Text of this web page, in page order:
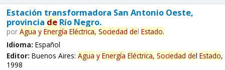
Estación transformadora San Antonio Oeste,
provincia deRío Negro.
por Agua y Energía Eléctrica, Sociedad del Estado.
Idioma: Español
Editor: Buenos Aires: Agua y Energía Eléctrica, Sociedad del Estado,
1998